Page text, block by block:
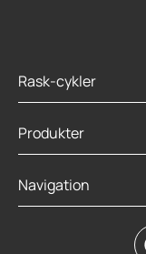
Rask-cykler
Produkter
Navigation